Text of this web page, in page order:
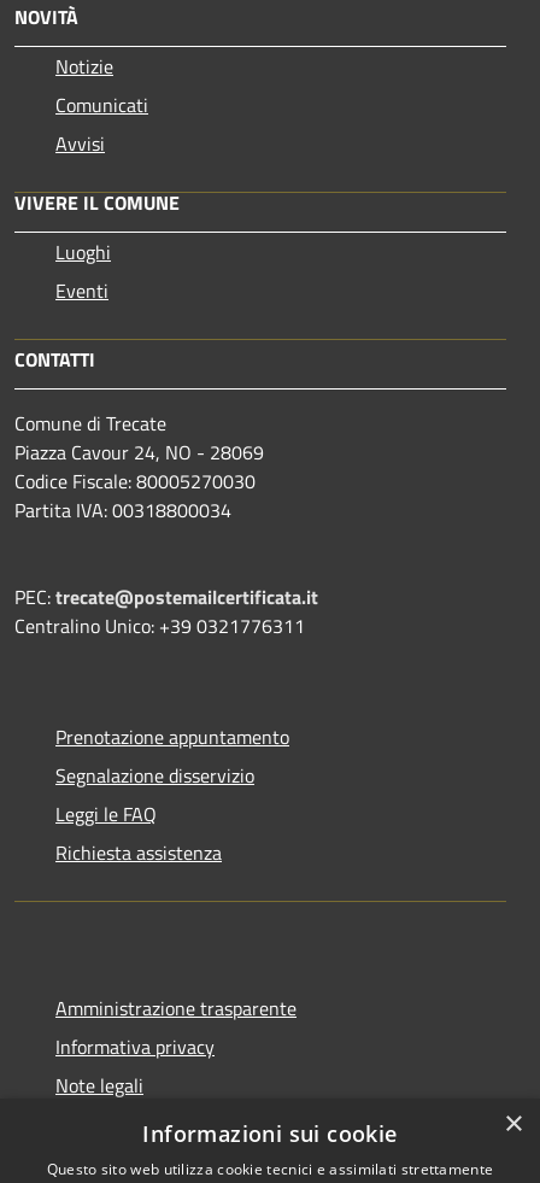
NOVITÀ
Notizie
Comunicati
Avvisi
VIVERE IL COMUNE
Luoghi
Eventi
CONTATTI
Comune di Trecate
Piazza Cavour 24, NO - 28069
Codice Fiscale: 80005270030
Partita IVA: 00318800034
PEC:trecate@postemailcertificata.it
Centralino Unico: +39 0321776311
Prenotazione appuntamento
Segnalazione disservizio
Leggi le FAQ
Richiesta assistenza
Amministrazione trasparente
Informativa privacy
Note legali
Dichiarazione di accessibilità
×
Informazioni sui cookie
Questo sito web utilizza cookie tecnici e assimilati strettamente